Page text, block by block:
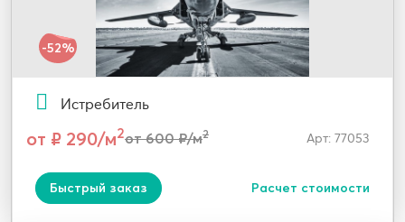
-52%
Истребитель
от ₽ 290/м2от 600 ₽/м2 Арт: 77053
Быстрый заказ Расчет стоимости